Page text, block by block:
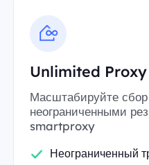
Unlimited Proxy
Масштабируйте
неограниченными
smartproxy
Неограниченный